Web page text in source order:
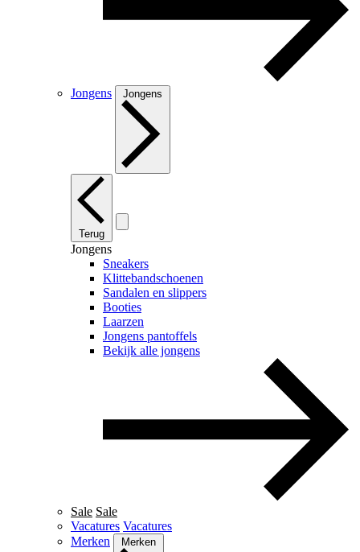
Jongens Jongens
Terug
Jongens
Sneakers
Klittebandschoenen
Sandalen en slippers
Booties
Laarzen
Jongens pantoffels
Bekijk alle jongens
Sale Sale
Vacatures Vacatures
Merken
Merken